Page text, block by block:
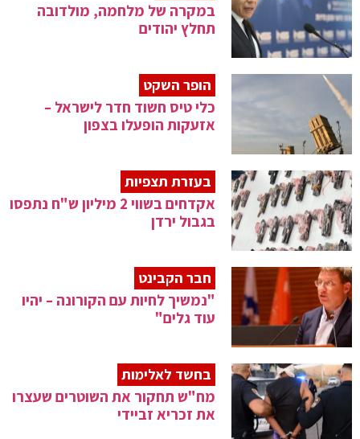
במקרה של מלחמה, מולדובה
תחלץ יהודים
הופר השקט
כלי טיס חשוד חדר לישראל –
אזעקות הופעלו בצפון
בעזרת תצפיות
אקדחים בשווי 2 מיליון ש"ח נתפסו
בגבול ירדן
חבר הקבינט
"נמשיך לחיות עם הקורונה – יהיו
עוד גלים"
בחשד לאלימות
מח"ש תחקור את השוטרים שעצרו
את זכריא זביידי